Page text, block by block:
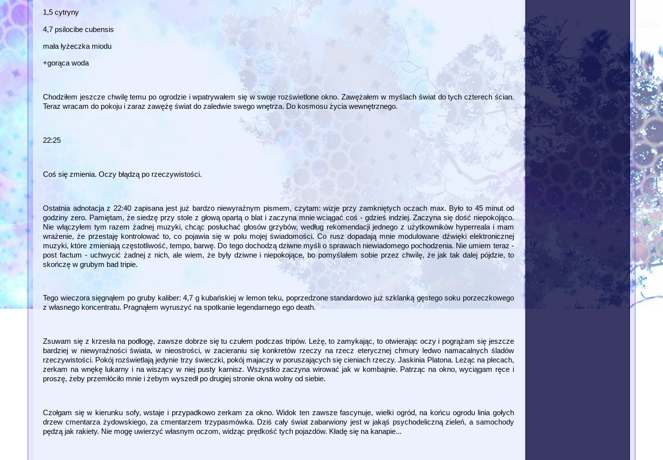
1,5 cytryny
4,7 psilocibe cubensis
mała łyżeczka miodu
+gorąca woda
Chodziłem jeszcze chwilę temu po ogrodzie i wpatrywałem się w swoje rozświetlone okno. Zawężałem w myślach świat do tych czterech ścian.
Teraz wracam do pokoju i zaraz zawężę świat do zaledwie swego wnętrza. Do kosmosu życia wewnętrznego.
22:25
Coś się zmienia. Oczy błądzą po rzeczywistości.
Ostatnia adnotacja z 22:40 zapisana jest już bardzo niewyraźnym pismem, czytam: wizje przy zamkniętych oczach max. Było to 45 minut od
godziny zero. Pamiętam, że siedzę przy stole z głową opartą o blat i zaczyna mnie wciągać coś - gdzieś indziej. Zaczyna się dość niepokojąco.
Nie włączyłem tym razem żadnej muzyki, chcąc posłuchać głosów grzybów, według rekomendacji jednego z użytkowników hyperreala i mam
wrażenie, że przestaję kontrolować to, co pojawia się w polu mojej świadomości. Co rusz dopadają mnie modulowane dźwięki elektronicznej
muzyki, które zmieniają częstotliwość, tempo, barwę. Do tego dochodzą dziwne myśli o sprawach niewiadomego pochodzenia. Nie umiem teraz -
post factum - uchwycić żadnej z nich, ale wiem, że były dziwne i niepokojące, bo pomyślałem sobie przez chwilę, że jak tak dalej pójdzie, to
skończę w grubym bad tripie.
Tego wieczora sięgnąłem po gruby kaliber: 4,7 g kubańskiej w lemon teku, poprzedzone standardowo już szklanką gęstego soku porzeczkowego
z własnego koncentratu. Pragnąłem wyruszyć na spotkanie legendarnego ego death.
Zsuwam się z krzesła na podłogę, zawsze dobrze się tu czułem podczas tripów. Leżę, to zamykając, to otwierając oczy i pogrążam się jeszcze
bardziej w niewyraźności świata, w nieostrości, w zacieraniu się konkretów rzeczy na rzecz eterycznej chmury ledwo namacalnych śladów
rzeczywistości. Pokój rozświetlają jedynie trzy świeczki, pokój majaczy w poruszających się cieniach rzeczy. Jaskinia Platona. Leżąc na plecach,
zerkam na wnękę lukarny i na wiszący w niej pusty karnisz. Wszystko zaczyna wirować jak w kombajnie. Patrząc na okno, wyciągam ręce i
proszę, żeby przemłóciło mnie i żebym wyszedł po drugiej stronie okna wolny od siebie.
Czołgam się w kierunku sofy, wstaje i przypadkowo zerkam za okno. Widok ten zawsze fascynuje, wielki ogród, na końcu ogrodu linia gołych
drzew cmentarza żydowskiego, za cmentarzem trzypasmówka. Dziś cały świat zabarwiony jest w jakąś psychodeliczną zieleń, a samochody
pędzą jak rakiety. Nie mogę uwierzyć własnym oczom, widząc prędkość tych pojazdów. Kładę się na kanapie...